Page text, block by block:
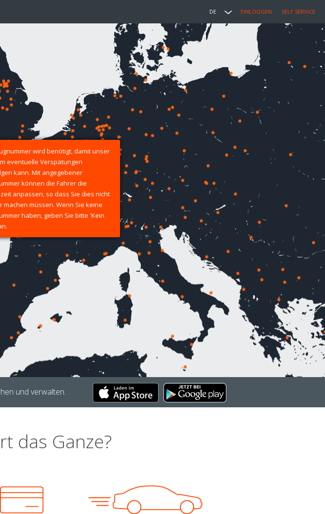
DE EINLOGGEN SELF SERVICE
wird benötigt, damit unser
eventuelle Verspätungen
kann. Mit angegebener
können die Fahrer die
anpassen, so dass Sie dies nicht
machen müssen. Wenn Sie keine
haben, geben Sie bitte 'Kein
und verwalten.
das Ganze?